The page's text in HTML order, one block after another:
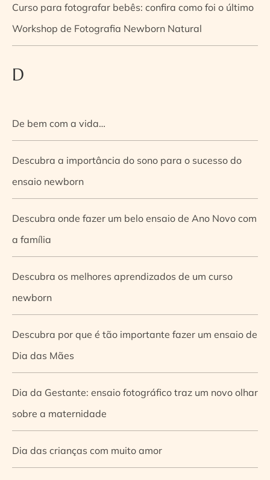
Curso para fotografar bebês: confira como foi o último
Workshop de Fotografia Newborn Natural
D
De bem com a vida…
Descubra a importância do sono para o sucesso do
ensaio newborn
Descubra onde fazer um belo ensaio de Ano Novo com
a família
Descubra os melhores aprendizados de um curso
newborn
Descubra por que é tão importante fazer um ensaio de
Dia das Mães
Dia da Gestante: ensaio fotográfico traz um novo olhar
sobre a maternidade
Dia das crianças com muito amor